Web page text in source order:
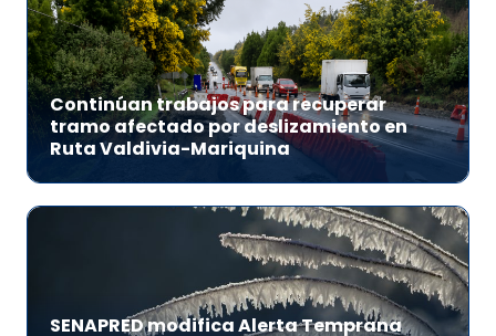
Continúan trabajos para recuperar
tramo afectado por deslizamiento en
Ruta Valdivia-Mariquina
SENAPRED modifica Alerta Temprana